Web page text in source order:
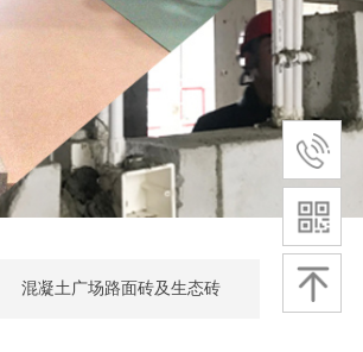
混凝土广场路面砖及生态砖